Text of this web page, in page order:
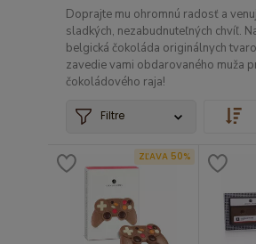
Doprajte mu ohromnú radosť a
sladkých, nezabudnuteľných chvíľ.
belgická čokoláda originálnych
zavedie vami obdarovaného muža
čokoládového raja!
Filtre
ZĽAVA 50%